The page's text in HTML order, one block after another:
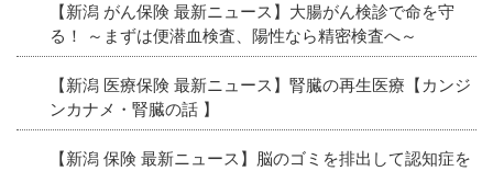
【新潟 がん保険 最新ニュース】大腸がん検診で命を守
る！ ～まずは便潜血検査、陽性なら精密検査へ～
【新潟 医療保険 最新ニュース】腎臓の再生医療【カンジ
ンカナメ・腎臓の話 】
【新潟 保険 最新ニュース】脳のゴミを排出して認知症を